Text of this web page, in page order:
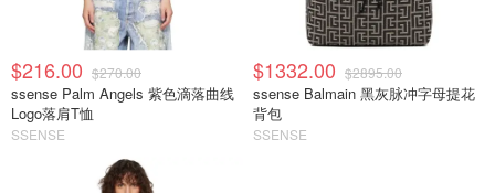
$216.00 $270.00
ssense Palm Angels 紫色滴落曲线
Logo落肩T恤
SSENSE
$1332.00 $2895.00
ssense Balmain 黑灰脉冲字母提花
背包
SSENSE